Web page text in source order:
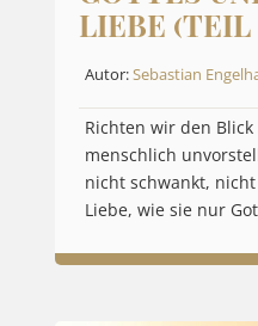
LIEBE (TEIL
Autor:Sebastian
Richten wir den Blick
menschlich
nicht schwankt,
Liebe, wie sie nur